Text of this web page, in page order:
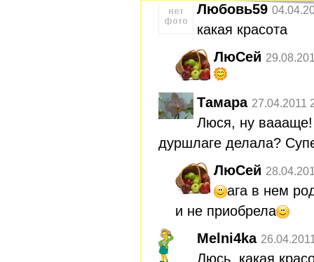
Любовь59
какая красота
ЛюСей
Тамара 27.04.2011
Люся, ну
дуршлаге делала?
ЛюСей
ага в нем
и не приобрела
Melni4ka
Люсь, какая